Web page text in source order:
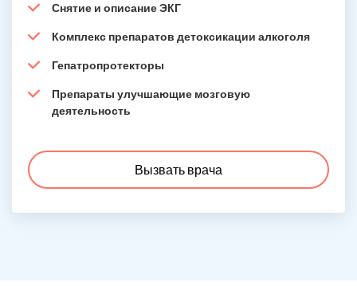
Снятие и описание ЭКГ
Комплекс препаратов детоксикации алкоголя
Гепатропротекторы
Препараты улучшающие мозговую
деятельность
Вызвать врача